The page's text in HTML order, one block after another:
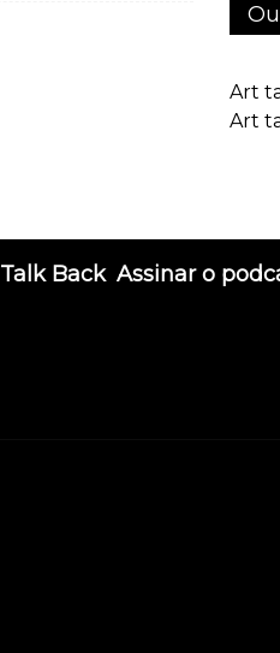
Art
Art
Talk Back Assinar o